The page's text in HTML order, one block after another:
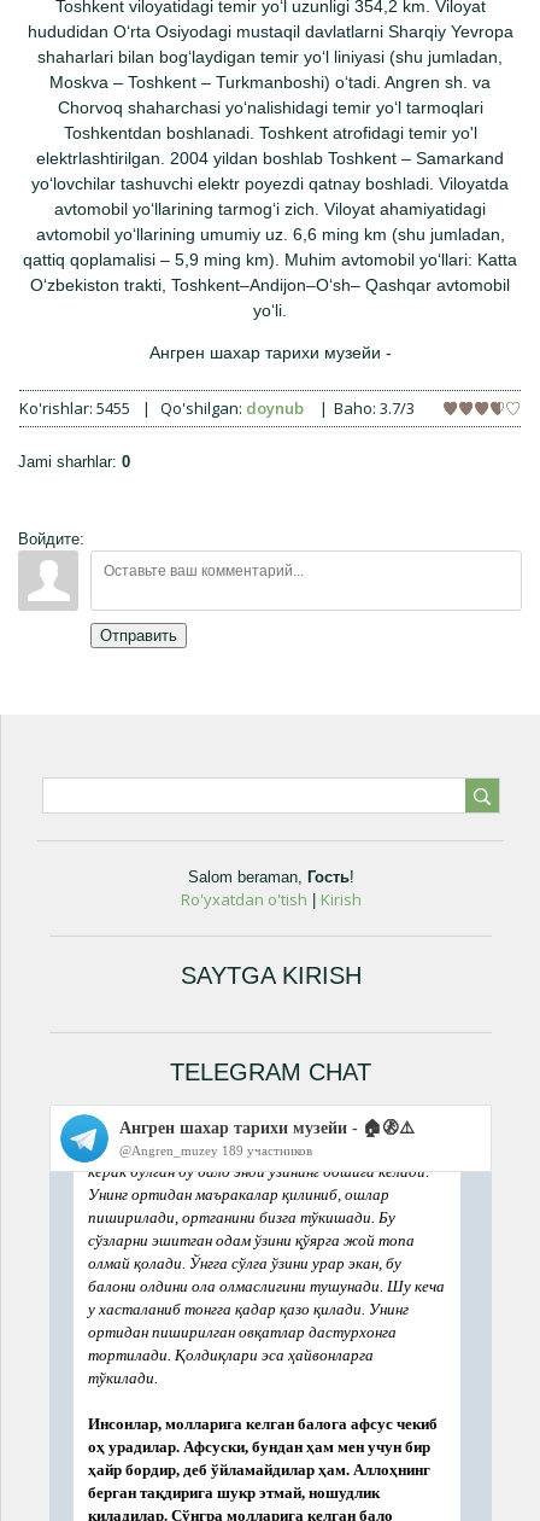
Toshkent viloyatidagi temir yoʻl uzunligi 354,2 km. Viloyat
hududidan Oʻrta Osiyodagi mustaqil davlatlarni Sharqiy Yevropa
shaharlari bilan bogʻlaydigan temir yoʻl liniyasi (shu jumladan,
Moskva – Toshkent – Turkmanboshi) oʻtadi. Angren sh. va
Chorvoq shaharchasi yoʻnalishidagi temir yoʻl tarmoqlari
Toshkentdan boshlanadi. Toshkent atrofidagi temir yo'l
elektrlashtirilgan. 2004 yildan boshlab Toshkent – Samarkand
yoʻlovchilar tashuvchi elektr poyezdi qatnay boshladi. Viloyatda
avtomobil yoʻllarining tarmogʻi zich. Viloyat ahamiyatidagi
avtomobil yoʻllarining umumiy uz. 6,6 ming km (shu jumladan,
qattiq qoplamalisi – 5,9 ming km). Muhim avtomobil yoʻllari: Katta
Oʻzbekiston trakti, Toshkent–Andijon–Oʻsh– Qashqar avtomobil
yoʻli.
Ангрен шахар тарихи музейи -
Ko'rishlar: 5455 | Qo'shilgan: doynub | Baho: 3.7/3
Jami sharhlar: 0
Войдите:
Отправить
Salom beraman, Гость!
Ro'yxatdan o'tish Kirish
SAYTGA KIRISH
TELEGRAM CHAT